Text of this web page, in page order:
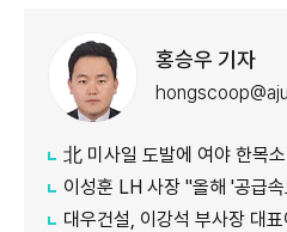
홍승우 기자
北 미사일 도발에 여야 한목소
이성훈 LH 사장 "올해 '공급속도전' 최우
대우건설, 이강석 부사장 대표